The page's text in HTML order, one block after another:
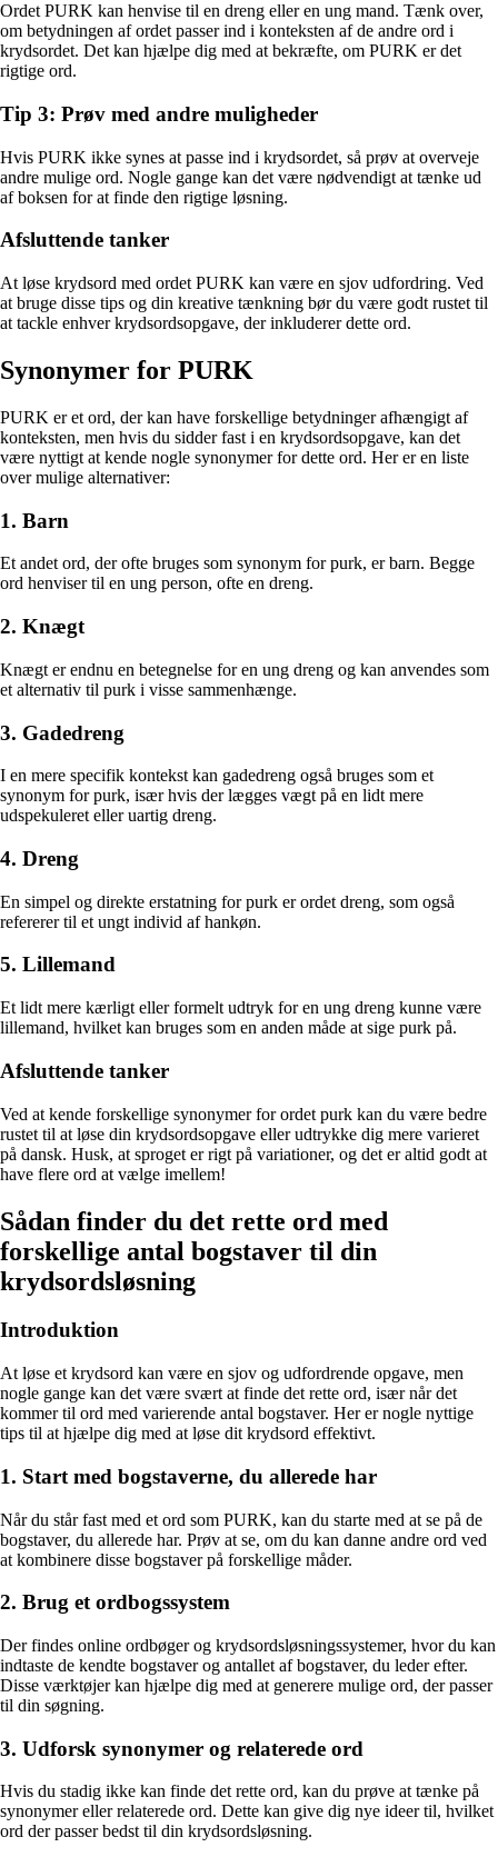
Ordet PURK kan henvise til en dreng eller en ung mand. Tænk over,
om betydningen af ordet passer ind i konteksten af de andre ord i
krydsordet. Det kan hjælpe dig med at bekræfte, om PURK er det
rigtige ord.
Tip 3: Prøv med andre muligheder
Hvis PURK ikke synes at passe ind i krydsordet, så prøv at overveje
andre mulige ord. Nogle gange kan det være nødvendigt at tænke ud
af boksen for at finde den rigtige løsning.
Afsluttende tanker
At løse krydsord med ordet PURK kan være en sjov udfordring. Ved
at bruge disse tips og din kreative tænkning bør du være godt rustet til
at tackle enhver krydsordsopgave, der inkluderer dette ord.
Synonymer for PURK
PURK er et ord, der kan have forskellige betydninger afhængigt af
konteksten, men hvis du sidder fast i en krydsordsopgave, kan det
være nyttigt at kende nogle synonymer for dette ord. Her er en liste
over mulige alternativer:
1. Barn
Et andet ord, der ofte bruges som synonym for purk, er barn. Begge
ord henviser til en ung person, ofte en dreng.
2. Knægt
Knægt er endnu en betegnelse for en ung dreng og kan anvendes som
et alternativ til purk i visse sammenhænge.
3. Gadedreng
I en mere specifik kontekst kan gadedreng også bruges som et
synonym for purk, især hvis der lægges vægt på en lidt mere
udspekuleret eller uartig dreng.
4. Dreng
En simpel og direkte erstatning for purk er ordet dreng, som også
refererer til et ungt individ af hankøn.
5. Lillemand
Et lidt mere kærligt eller formelt udtryk for en ung dreng kunne være
lillemand, hvilket kan bruges som en anden måde at sige purk på.
Afsluttende tanker
Ved at kende forskellige synonymer for ordet purk kan du være bedre
rustet til at løse din krydsordsopgave eller udtrykke dig mere varieret
på dansk. Husk, at sproget er rigt på variationer, og det er altid godt at
have flere ord at vælge imellem!
Sådan finder du det rette ord med
forskellige antal bogstaver til din
krydsordsløsning
Introduktion
At løse et krydsord kan være en sjov og udfordrende opgave, men
nogle gange kan det være svært at finde det rette ord, især når det
kommer til ord med varierende antal bogstaver. Her er nogle nyttige
tips til at hjælpe dig med at løse dit krydsord effektivt.
1. Start med bogstaverne, du allerede har
Når du står fast med et ord som PURK, kan du starte med at se på de
bogstaver, du allerede har. Prøv at se, om du kan danne andre ord ved
at kombinere disse bogstaver på forskellige måder.
2. Brug et ordbogssystem
Der findes online ordbøger og krydsordsløsningssystemer, hvor du kan
indtaste de kendte bogstaver og antallet af bogstaver, du leder efter.
Disse værktøjer kan hjælpe dig med at generere mulige ord, der passer
til din søgning.
3. Udforsk synonymer og relaterede ord
Hvis du stadig ikke kan finde det rette ord, kan du prøve at tænke på
synonymer eller relaterede ord. Dette kan give dig nye ideer til, hvilket
ord der passer bedst til din krydsordsløsning.